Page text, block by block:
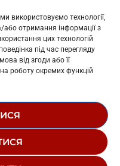
використовуємо технології,
або отримання інформації з
цих технологій
під час перегляду
від згоди або її
роботу окремих функцій